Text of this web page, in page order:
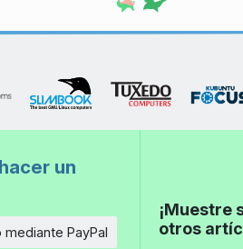
un
PayPal
¡Muestre
otros